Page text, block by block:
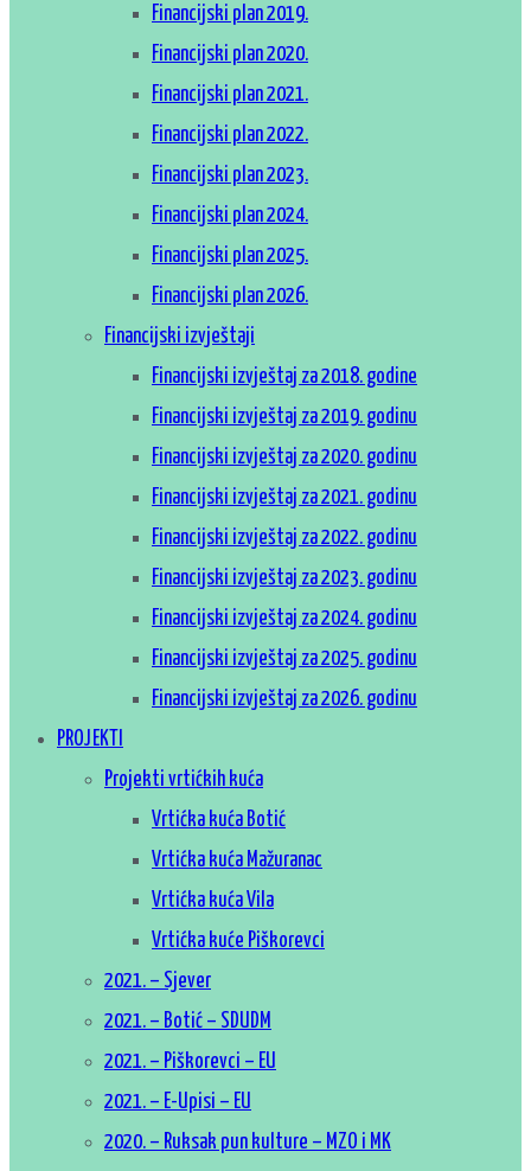
Financijski plan 2019.
Financijski plan 2020.
Financijski plan 2021.
Financijski plan 2022.
Financijski plan 2023.
Financijski plan 2024.
Financijski plan 2025.
Financijski plan 2026.
Financijski izvještaji
Financijski izvještaj za 2018. godine
Financijski izvještaj za 2019. godinu
Financijski izvještaj za 2020. godinu
Financijski izvještaj za 2021. godinu
Financijski izvještaj za 2022. godinu
Financijski izvještaj za 2023. godinu
Financijski izvještaj za 2024. godinu
Financijski izvještaj za 2025. godinu
Financijski izvještaj za 2026. godinu
PROJEKTI
Projekti vrtićkih kuća
Vrtićka kuća Botić
Vrtićka kuća Mažuranac
Vrtićka kuća Vila
Vrtićka kuće Piškorevci
2021. – Sjever
2021. – Botić – SDUDM
2021. – Piškorevci – EU
2021. – E-Upisi – EU
2020. – Ruksak pun kulture – MZO i MK